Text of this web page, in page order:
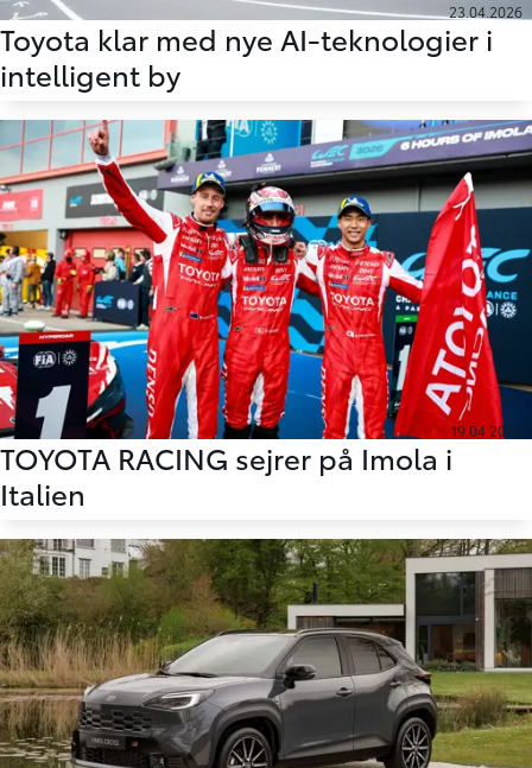
23.04.2026
Toyota klar med nye AI-teknologier i
intelligent by
19.04.2026
TOYOTA RACING sejrer på Imola i
Italien